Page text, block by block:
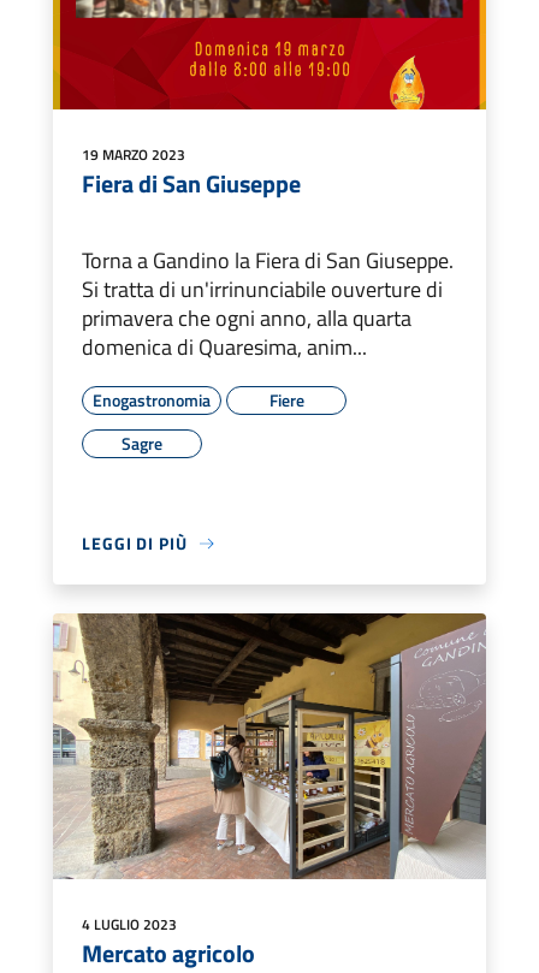
19 MARZO 2023
Fiera di San Giuseppe
Torna a Gandino la Fiera di San Giuseppe.
Si tratta di un'irrinunciabile ouverture di
primavera che ogni anno, alla quarta
domenica di Quaresima, anim...
Enogastronomia
Fiere
Sagre
LEGGI DI PIÙ
4 LUGLIO 2023
Mercato agricolo